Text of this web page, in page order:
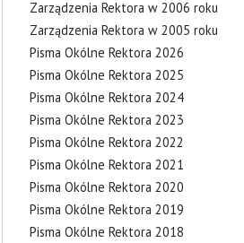
Zarządzenia Rektora w 2006 roku
Zarządzenia Rektora w 2005 roku
Pisma Okólne Rektora 2026
Pisma Okólne Rektora 2025
Pisma Okólne Rektora 2024
Pisma Okólne Rektora 2023
Pisma Okólne Rektora 2022
Pisma Okólne Rektora 2021
Pisma Okólne Rektora 2020
Pisma Okólne Rektora 2019
Pisma Okólne Rektora 2018